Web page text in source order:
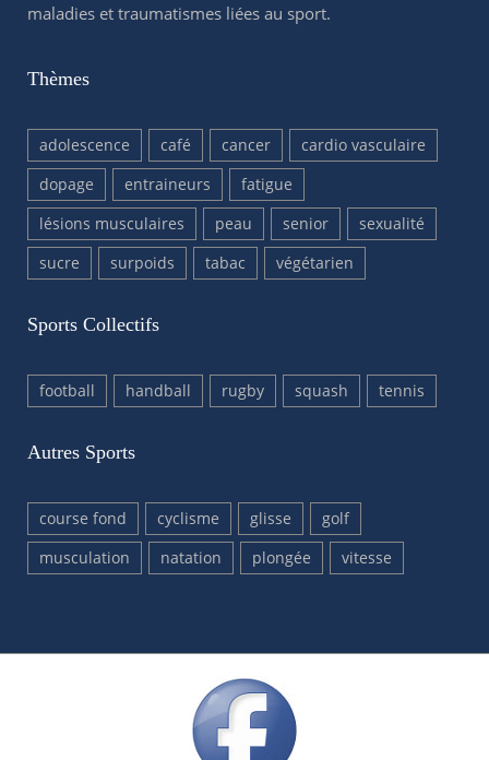
maladies et traumatismes liées au sport.
Thèmes
adolescence café cancer
cardio vasculaire
dopage
entraineurs
fatigue
lésions musculaires
peau senior
sexualité
sucre
surpoids tabac végétarien
Sports Collectifs
football handball rugby squash tennis
Autres Sports
course fond cyclisme glisse
golf
musculation
natation plongée vitesse